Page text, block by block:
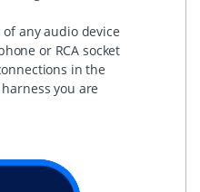
any audio device
or RCA socket
in the
you are